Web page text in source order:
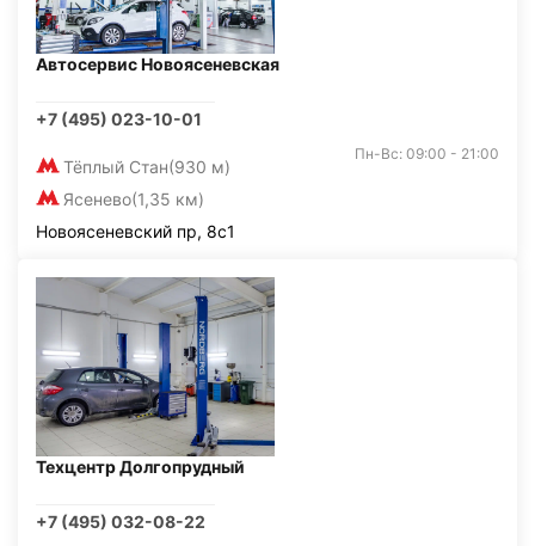
Автосервис Новоясеневская
+7 (495) 023-10-01
Тёплый Стан(930 м)
Ясенево(1,35 км)
Пн-Вс: 09:00 - 21:00
Новоясеневский пр, 8с1
Техцентр Долгопрудный
+7 (495) 032-08-22